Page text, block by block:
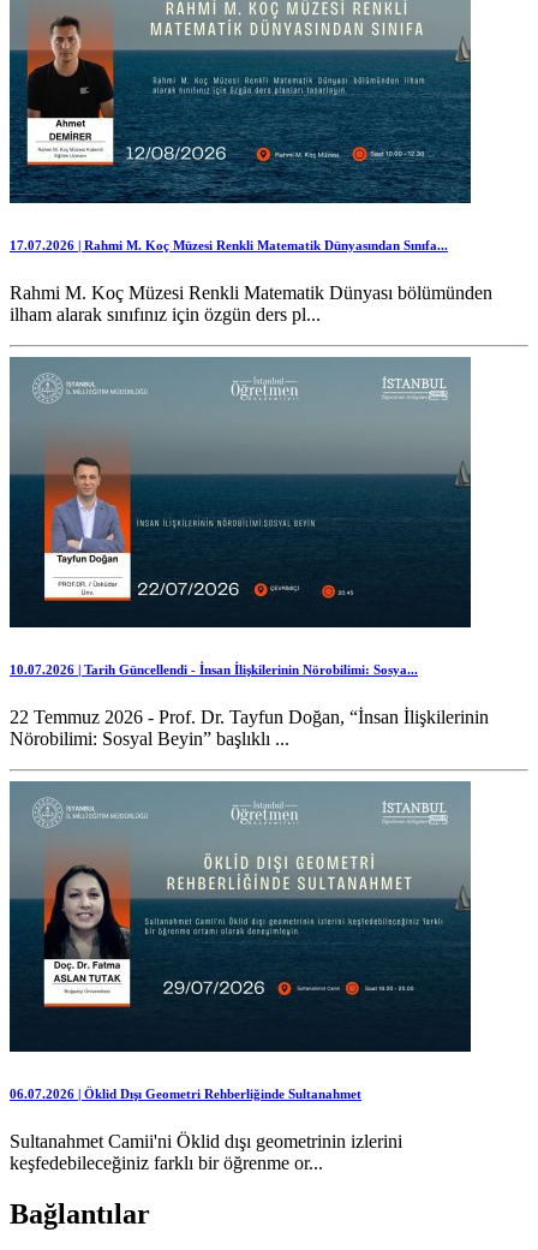
17.07.2026 | Rahmi M. Koç Müzesi Renkli Matematik Dünyasından Sınıfa...
Rahmi M. Koç Müzesi Renkli Matematik Dünyası bölümünden
ilham alarak sınıfınız için özgün ders pl...
10.07.2026 | Tarih Güncellendi - İnsan İlişkilerinin Nörobilimi: Sosya...
22 Temmuz 2026 - Prof. Dr. Tayfun Doğan, “İnsan İlişkilerinin
Nörobilimi: Sosyal Beyin” başlıklı ...
06.07.2026 | Öklid Dışı Geometri Rehberliğinde Sultanahmet
Sultanahmet Camii'ni Öklid dışı geometrinin izlerini
keşfedebileceğiniz farklı bir öğrenme or...
Bağlantılar